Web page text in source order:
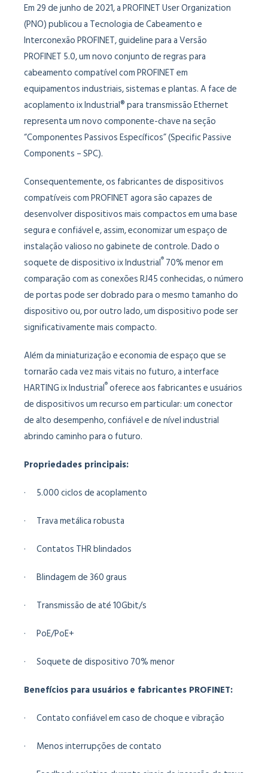
Em 29 de junho de 2021, a PROFINET User Organization
(PNO) publicou a Tecnologia de Cabeamento e
Interconexão PROFINET, guideline para a Versão
PROFINET 5.0, um novo conjunto de regras para
cabeamento compatível com PROFINET em
equipamentos industriais, sistemas e plantas. A face de
acoplamento ix Industrial® para transmissão Ethernet
representa um novo componente-chave na seção
“Componentes Passivos Específicos” (Specific Passive
Components – SPC).
Consequentemente, os fabricantes de dispositivos
compatíveis com PROFINET agora são capazes de
desenvolver dispositivos mais compactos em uma base
segura e confiável e, assim, economizar um espaço de
instalação valioso no gabinete de controle. Dado o
soquete de dispositivo ix Industrial® 70% menor em
comparação com as conexões RJ45 conhecidas, o número
de portas pode ser dobrado para o mesmo tamanho do
dispositivo ou, por outro lado, um dispositivo pode ser
significativamente mais compacto.
Além da miniaturização e economia de espaço que se
tornarão cada vez mais vitais no futuro, a interface
HARTING ix Industrial®oferece aos fabricantes e usuários
de dispositivos um recurso em particular: um conector
de alto desempenho, confiável e de nível industrial
abrindo caminho para o futuro.
Propriedades principais:
· 5.000 ciclos de acoplamento
· Trava metálica robusta
· Contatos THR blindados
· Blindagem de 360 graus
· Transmissão de até 10Gbit/s
· PoE/PoE+
· Soquete de dispositivo 70% menor
Benefícios para usuários e fabricantes PROFINET:
· Contato confiável em caso de choque e vibração
· Menos interrupções de contato